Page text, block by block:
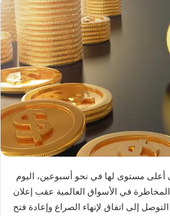
أعلى مستوى لها في نحو أسبوعين، اليوم
في الأسواق العالمية عقب إعلان
التوصل إلى اتفاق لإنهاء الصراع وإعادة فتح